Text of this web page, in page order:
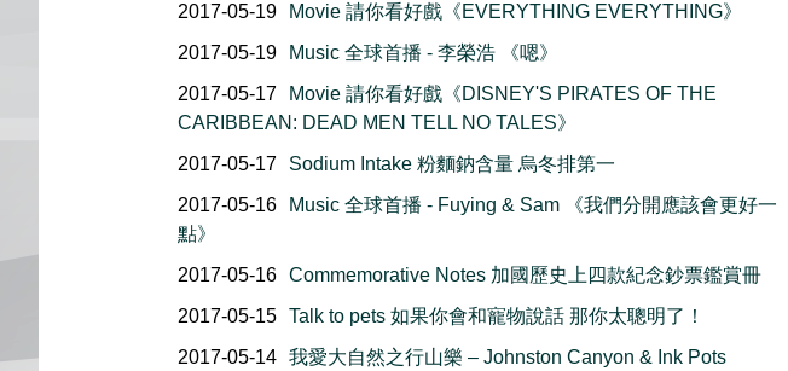
2017-05-19
Movie 請你看好戲《EVERYTHING EVERYTHING》
2017-05-19
Music 全球首播 - 李榮浩 《嗯》
2017-05-17
Movie 請你看好戲《DISNEY'S PIRATES OF THE
CARIBBEAN: DEAD MEN TELL NO TALES》
2017-05-17
Sodium Intake 粉麵鈉含量 烏冬排第一
2017-05-16
Music 全球首播 - Fuying & Sam 《我們分開應該會更好一
點》
2017-05-16 Commemorative Notes 加國歷史上四款紀念鈔票鑑賞冊
2017-05-15 Talk to pets 如果你會和寵物說話 那你太聰明了！
2017-05-14 我愛大自然之行山樂 – Johnston Canyon & Ink Pots